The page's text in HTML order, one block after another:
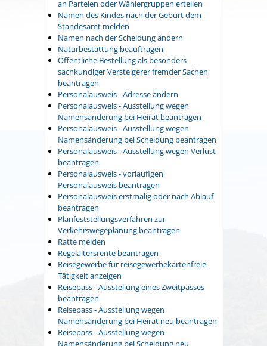
an Parteien oder Wählergruppen erteilen
Namen des Kindes nach der Geburt dem
Standesamt melden
Namen nach der Scheidung ändern
Naturbestattung beauftragen
Öffentliche Bestellung als besonders
sachkundiger Versteigerer fremder Sachen
beantragen
Personalausweis - Adresse ändern
Personalausweis - Ausstellung wegen
Namensänderung bei Heirat beantragen
Personalausweis - Ausstellung wegen
Namensänderung bei Scheidung beantragen
Personalausweis - Ausstellung wegen Verlust
beantragen
Personalausweis - vorläufigen
Personalausweis beantragen
Personalausweis erstmalig oder nach Ablauf
beantragen
Planfeststellungsverfahren zur
Verkehrswegeplanung beantragen
Ratte melden
Regelaltersrente beantragen
Reisegewerbe für reisegewerbekartenfreie
Tätigkeit anzeigen
Reisepass - Ausstellung eines Zweitpasses
beantragen
Reisepass - Ausstellung wegen
Namensänderung bei Heirat neu beantragen
Reisepass - Ausstellung wegen
Namensänderung bei Scheidung neu